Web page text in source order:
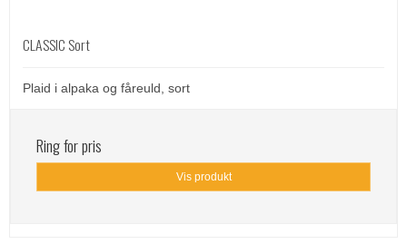
CLASSIC Sort
Plaid i alpaka og fåreuld, sort
Ring for pris
Vis produkt